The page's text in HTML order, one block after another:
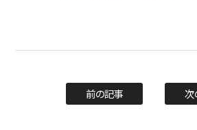
前の記事 次